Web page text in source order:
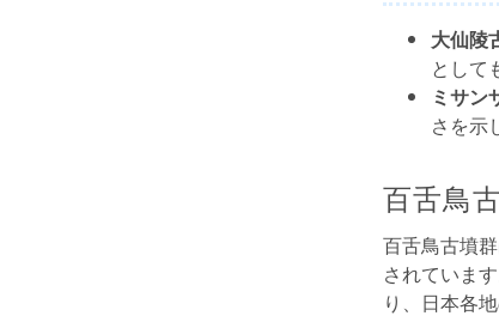
大仙陵
として
ミサン
さを示
百舌鳥
百舌鳥古墳
されていま
り、日本各